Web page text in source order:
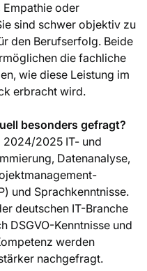
oder
sind schwer objektiv zu
den Berufserfolg. Beide
die fachliche
wie diese Leistung im
erbracht wird.
besonders gefragt?
2024/2025 IT- und
Datenanalyse,
und Sprachkenntnisse.
deutschen IT-Branche
DSGVO-Kenntnisse und
werden
nachgefragt.